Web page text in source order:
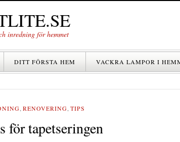
inredning för hemmet
DITT FÖRSTA HEM VACKRA LAMPOR I
, RENOVERING, TIPS
för tapetseringen